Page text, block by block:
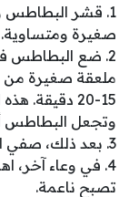
1. قشر البطاطس
صغيرة ومتساوية.
2. ضع البطاطس في
ملعقة صغيرة من
15-20 دقيقة.
وتجعل البطاطس
3. بعد ذلك، صفي البطاطس واتركها تجف قليلاً.
4. في وعاء
تصبح ناعمة.